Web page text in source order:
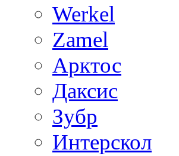
Werkel
Zamel
Арктос
Даксис
Зубр
Интерскол